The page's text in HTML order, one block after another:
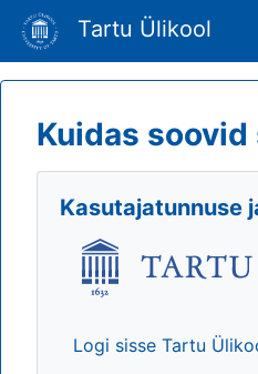
Tartu Ülikool
Kuidas
Kasutajatunnuse
Logi sisse Tartu